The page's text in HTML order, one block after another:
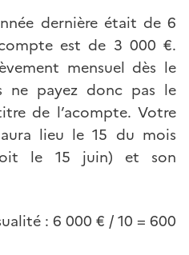
dernière était de 6
est de 3 000 €.
mensuel dès le
payez donc pas le
de l’acompte. Votre
lieu le 15 du mois
le 15 juin) et son
: 6 000 € / 10 = 600